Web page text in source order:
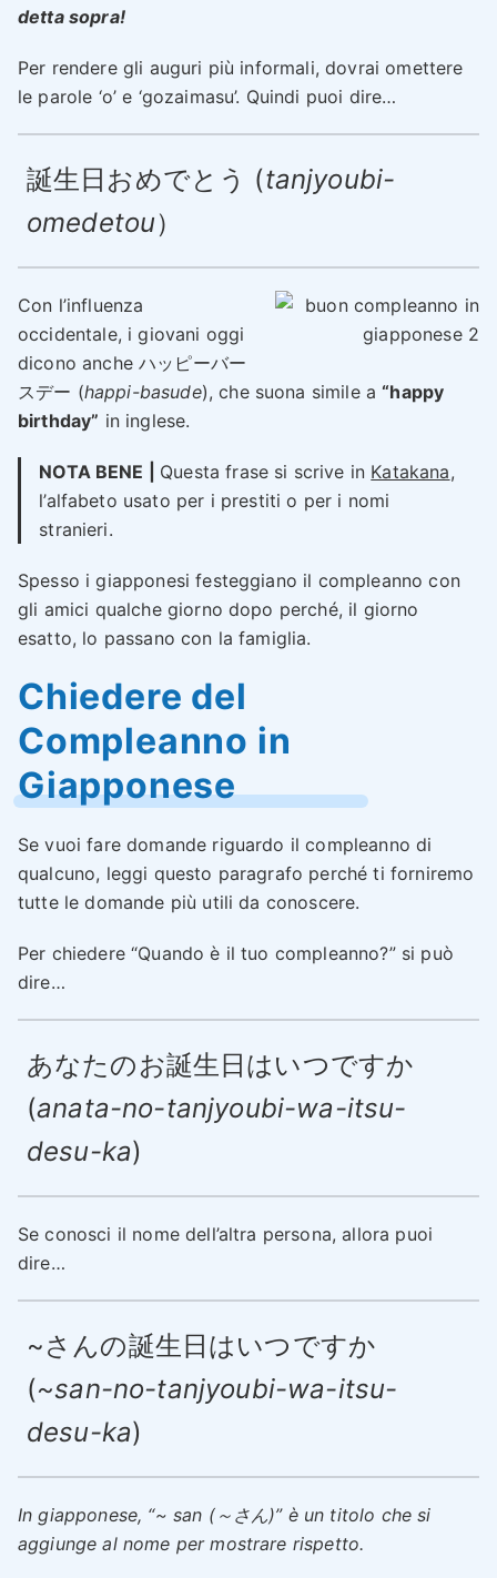
detta sopra!
Per rendere gli auguri più informali, dovrai omettere
le parole ‘o’ e ‘gozaimasu’. Quindi puoi dire…
誕生日おめでとう (tanjyoubi-
omedetou）
Con l’influenza
occidentale, i giovani oggi
dicono anche ハッピーバー
スデー (happi-basude), che suona simile a“happy
birthday” in inglese.
NOTA BENE | Questa frase si scrive in Katakana,
l’alfabeto usato per i prestiti o per i nomi
stranieri.
Spesso i giapponesi festeggiano il compleanno con
gli amici qualche giorno dopo perché, il giorno
esatto, lo passano con la famiglia.
Chiedere del
Compleanno in
Giapponese
Se vuoi fare domande riguardo il compleanno di
qualcuno, leggi questo paragrafo perché ti forniremo
tutte le domande più utili da conoscere.
Per chiedere “Quando è il tuo compleanno?” si può
dire…
あなたのお誕生日はいつですか
(anata-no-tanjyoubi-wa-itsu-
desu-ka)
Se conosci il nome dell’altra persona, allora puoi
dire…
~さんの誕生日はいつですか
(~san-no-tanjyoubi-wa-itsu-
desu-ka)
In giapponese, “~ san (～さん)” è un titolo che si
aggiunge al nome per mostrare rispetto.